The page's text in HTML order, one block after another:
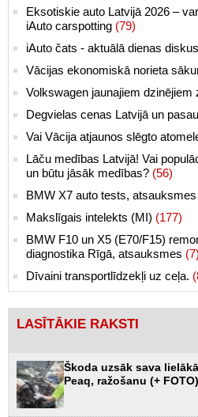
Eksotiskie auto Latvijā 2026 –
iAuto carspotting (79)
iAuto čats - aktuālā dienas
Vācijas ekonomiskā norieta
Volkswagen jaunajiem dzinējiem
Degvielas cenas Latvijā un
Vai Vācija atjaunos slēgto
Lāču medības Latvijā! Vai
un būtu jāsāk medības? (56)
BMW X7 auto tests,
Makslīgais intelekts (MI) (177)
BMW F10 un X5 (E70/F15)
diagnostika Rīgā, atsauksmes (7)
Dīvaini transportlīdzekļi uz ceļa.
LASĪTĀKIE RAKSTI
Škoda uzsāk sava
Peaq, ražošanu (+ FOTO)